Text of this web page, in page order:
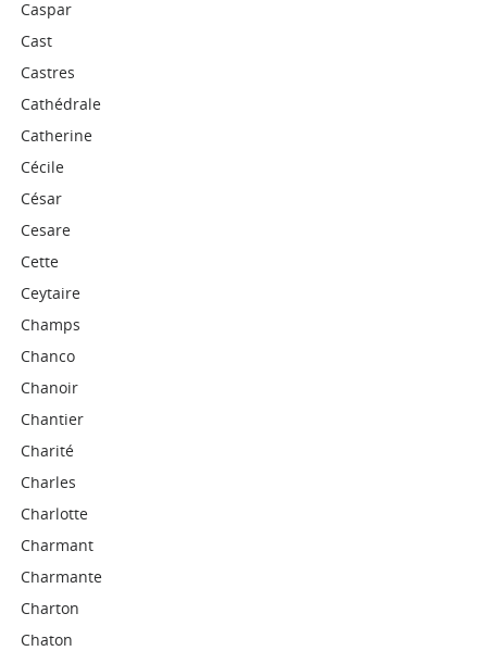
Caspar
Cast
Castres
Cathédrale
Catherine
Cécile
César
Cesare
Cette
Ceytaire
Champs
Chanco
Chanoir
Chantier
Charité
Charles
Charlotte
Charmant
Charmante
Charton
Chaton